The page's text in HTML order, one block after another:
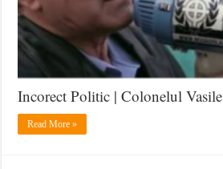
Incorect Politic | Colonelul
Read More »